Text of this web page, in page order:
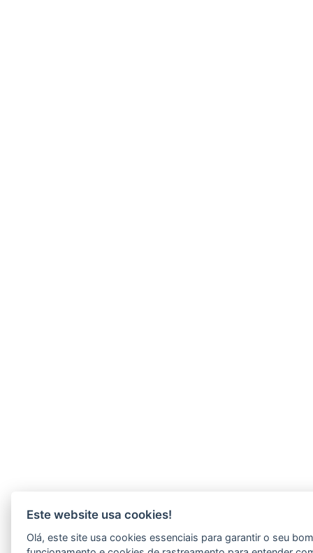
Este website usa cookies!
Olá, este site usa cookies essenciais para garantir o seu